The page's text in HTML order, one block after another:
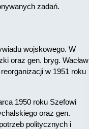
zadań.
wojskowego. W
oraz gen. bryg. Wacław
w 1951 roku
1950 roku Szefowi
oraz gen.
politycznych i